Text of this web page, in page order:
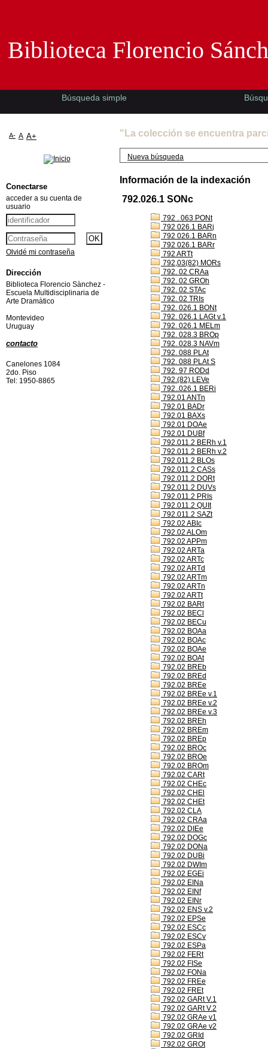
"La colección se encuentra
Nueva búsqueda
Información de la indexación
792.026.1 SONc
792 . 063 PONt
792 026.1 BARj
792 026.1 BARn
792 026.1 BARr
792 ARTt
792,03(82) MORs
792. 02 CRAa
792. 02 GROh
792. 02 STAc
792. 02 TRIs
792. 026.1 BONt
792. 026.1 LAGt v.1
792. 026.1 MELm
792. 028.3 BROp
792. 028.3 NAVm
792. 088 PLAt
792. 088 PLAt S
792. 97 RODd
792.(82) LEVe
792..026.1 BERi
792.01 ANTn
792.01 BADr
792.01 BAXs
792.01 DOAe
792.01 DUBf
792.011.2 BERh v.1
792.011.2 BERh v.2
792.011.2 BLOs
792.011.2 CASs
792.011.2 DORt
792.011.2 DUVs
792.011.2 PRIs
792.011.2 QUIt
792.011.2 SAZt
792.02 ABIc
792.02 ALOm
792.02 APPm
792.02 ARTa
792.02 ARTc
792.02 ARTd
792.02 ARTm
792.02 ARTn
792.02 ARTt
792.02 BARt
792.02 BECl
792.02 BECu
792.02 BOAa
792.02 BOAc
792.02 BOAe
792.02 BOAt
792.02 BREb
792.02 BREd
792.02 BREe
792.02 BREe v.1
792.02 BREe v.2
792.02 BREe v.3
792.02 BREh
792.02 BREm
792.02 BREp
792.02 BROc
792.02 BROe
792.02 BROm
792.02 CARt
792.02 CHEc
792.02 CHEl
792.02 CHEt
792.02 CLA
792.02 CRAa
792.02 DIEe
792.02 DOGc
792.02 DONa
792.02 DUBi
792.02 DWIm
792.02 EGEi
792.02 EINa
792.02 EINf
792.02 EINr
792.02 ENS v.2
792.02 EPSe
792.02 ESCc
792.02 ESCv
792.02 ESPa
792.02 FERt
792.02 FISe
792.02 FONa
792.02 FREe
792.02 FREt
792.02 GARt V.1
792.02 GARt V.2
792.02 GRAe v1
792.02 GRAe v2
792.02 GRId
792.02 GROt
Biblioteca Florencio
Búsqueda simple
A- A A+
Conectarse
acceder a su cuenta de
usuario
Olvidé mi contraseña
Dirección
Biblioteca Florencio Sànchez -
Escuela Multidisciplinaria de
Arte Dramàtico
Montevideo
Uruguay
contacto
Canelones 1084
2do. Piso
Tel: 1950-8865